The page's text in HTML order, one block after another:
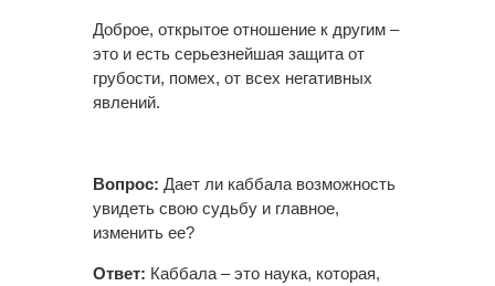
Доброе, открытое отношение к другим –
это и есть серьезнейшая защита от
грубости, помех, от всех негативных
явлений.
Вопрос: Дает ли каббала возможность
увидеть свою судьбу и главное,
изменить ее?
Ответ: Каббала – это наука, которая,